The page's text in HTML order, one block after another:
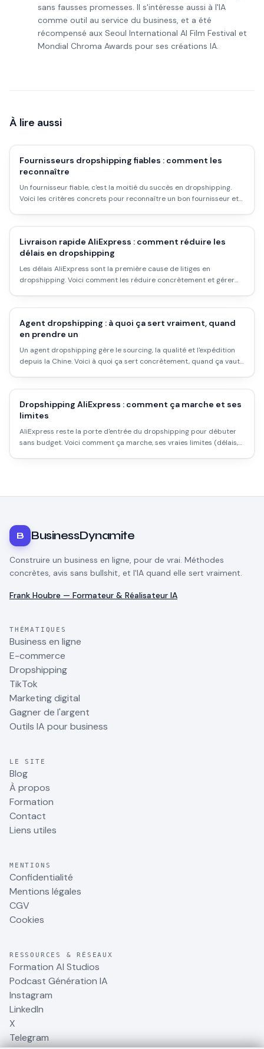
sans fausses promesses. Il s'intéresse aussi à l'IA
comme outil au service du business, et a été
récompensé aux Seoul International AI Film Festival et
Mondial Chroma Awards pour ses créations IA.
À lire aussi
Fournisseurs dropshipping fiables : comment les
reconnaître
Un fournisseur fiable, c'est la moitié du succès en dropshipping.
Voici les critères concrets pour reconnaître un bon fournisseur et
Livraison rapide AliExpress : comment réduire les
délais en dropshipping
Les délais AliExpress sont la première cause de litiges en
dropshipping. Voici comment les réduire concrètement et gérer
Agent dropshipping : à quoi ça sert vraiment, quand
en prendre un
Un agent dropshipping gère le sourcing, la qualité et l'expédition
depuis la Chine. Voici à quoi ça sert concrètement, quand ça vaut
Dropshipping AliExpress : comment ça marche et ses
limites
AliExpress reste la porte d'entrée du dropshipping pour débuter
sans budget. Voici comment ça marche, ses vraies limites (délais,
B BusinessDynamite
Construire un business en ligne, pour de vrai. Méthodes
concrètes, avis sans bullshit, et l'IA quand elle sert vraiment.
Frank Houbre — Formateur & Réalisateur IA
THÉMATIQUES
Business en ligne
E-commerce
Dropshipping
TikTok
Marketing digital
Gagner de l'argent
Outils IA pour business
LE SITE
Blog
À propos
Formation
Contact
Liens utiles
MENTIONS
Confidentialité
Mentions légales
CGV
Cookies
RESSOURCES & RÉSEAUX
Formation AI Studios
Podcast Génération IA
Instagram
LinkedIn
X
Telegram